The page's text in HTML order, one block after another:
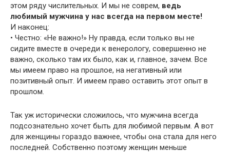
этом ряду числительных. И мы не соврем, ведь
любимый мужчина у нас всегда на первом месте!
И наконец:
• Честно: «Не важно!» Ну правда, если только вы не
сидите вместе в очереди к венерологу, совершенно не
важно, сколько там их было, как и, главное, зачем. Все
мы имеем право на прошлое, на негативный или
позитивный опыт. И имеем право оставить этот опыт в
прошлом.
Так уж исторически сложилось, что мужчина всегда
подсознательно хочет быть для любимой первым. А вот
для женщины гораздо важнее, чтобы она стала для него
последней. Собственно поэтому женщин меньше